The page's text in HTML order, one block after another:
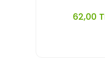
62,00